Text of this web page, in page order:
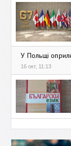
У Польщі
16 окт, 11:13